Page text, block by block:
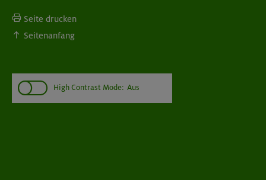
Seite drucken
Seitenanfang
High Contrast Mode: Aus